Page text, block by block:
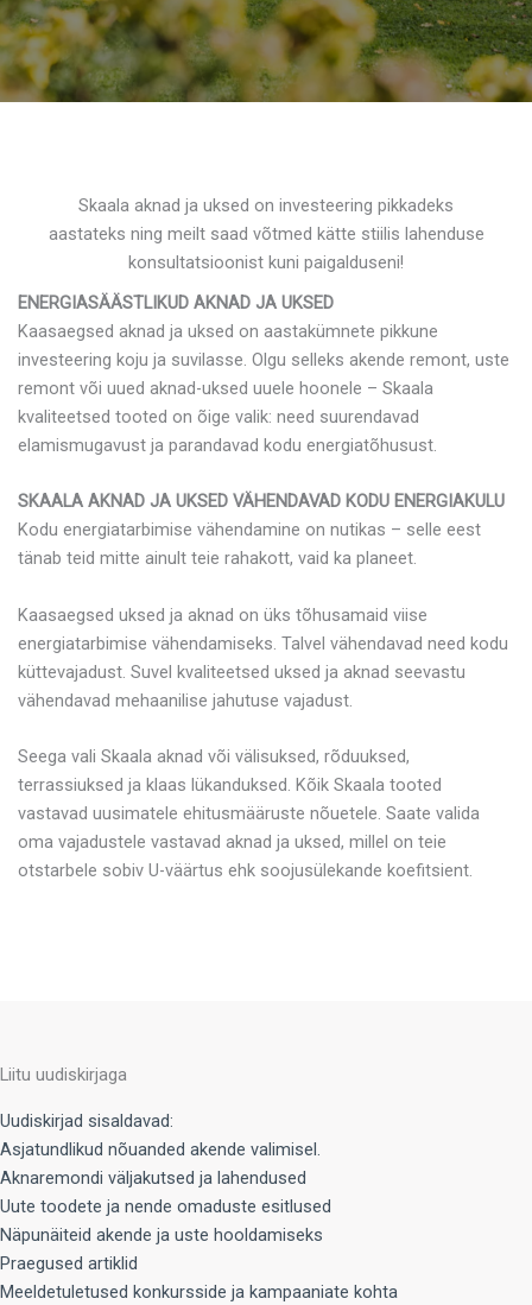
Skaala aknad ja uksed on investeering pikkadeks
aastateks ning meilt saad võtmed kätte stiilis lahenduse
konsultatsioonist kuni paigalduseni!
ENERGIASÄÄSTLIKUD AKNAD JA UKSED
Kaasaegsed aknad ja uksed on aastakümnete pikkune
investeering koju ja suvilasse. Olgu selleks akende remont, uste
remont või uued aknad-uksed uuele hoonele – Skaala
kvaliteetsed tooted on õige valik: need suurendavad
elamismugavust ja parandavad kodu energiatõhusust.
SKAALA AKNAD JA UKSED VÄHENDAVAD KODU ENERGIAKULU
Kodu energiatarbimise vähendamine on nutikas – selle eest
tänab teid mitte ainult teie rahakott, vaid ka planeet.
Kaasaegsed uksed ja aknad on üks tõhusamaid viise
energiatarbimise vähendamiseks. Talvel vähendavad need kodu
küttevajadust. Suvel kvaliteetsed uksed ja aknad seevastu
vähendavad mehaanilise jahutuse vajadust.
Seega vali Skaala aknad või välisuksed, rõduuksed,
terrassiuksed ja klaas lükanduksed. Kõik Skaala tooted
vastavad uusimatele ehitusmääruste nõuetele. Saate valida
oma vajadustele vastavad aknad ja uksed, millel on teie
otstarbele sobiv U-väärtus ehk soojusülekande koefitsient.
Liitu uudiskirjaga
Uudiskirjad sisaldavad:
Asjatundlikud nõuanded akende valimisel.
Aknaremondi väljakutsed ja lahendused
Uute toodete ja nende omaduste esitlused
Näpunäiteid akende ja uste hooldamiseks
Praegused artiklid
Meeldetuletused konkursside ja kampaaniate kohta